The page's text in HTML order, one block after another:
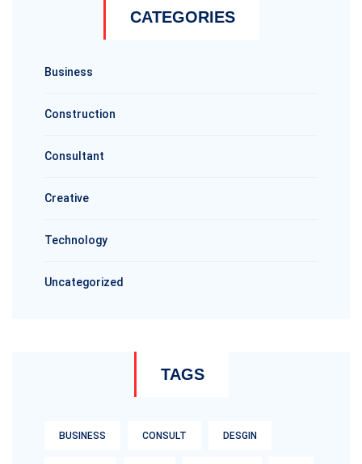
CATEGORIES
Business
Construction
Consultant
Creative
Technology
Uncategorized
TAGS
BUSINESS CONSULT DESGIN